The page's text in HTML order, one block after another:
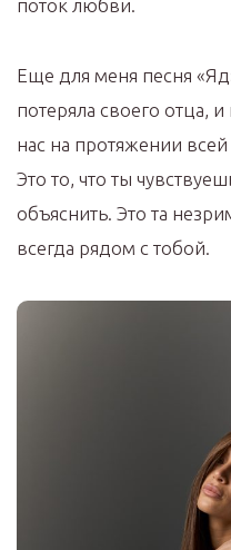
поток любви.
Еще для меня песня
потеряла своего отца,
нас на протяжении
Это то, что ты
объяснить. Это та
всегда рядом с тобой.